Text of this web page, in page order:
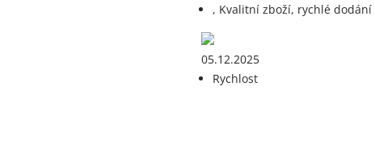
, Kvalitní zboží, rychlé dodání
05.12.2025
Rychlost